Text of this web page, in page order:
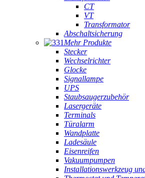
CT
VT
Transformator
Abschaltsicherung
Mehr Produkte
Stecker
Wechselrichter
Glocke
Signallampe
UPS
Staubsaugerzubehör
Lasergeräte
Terminals
Türalarm
Wandplatte
Ladesäule
Eisenreifen
Vakuumpumpen
Installationswerkzeug